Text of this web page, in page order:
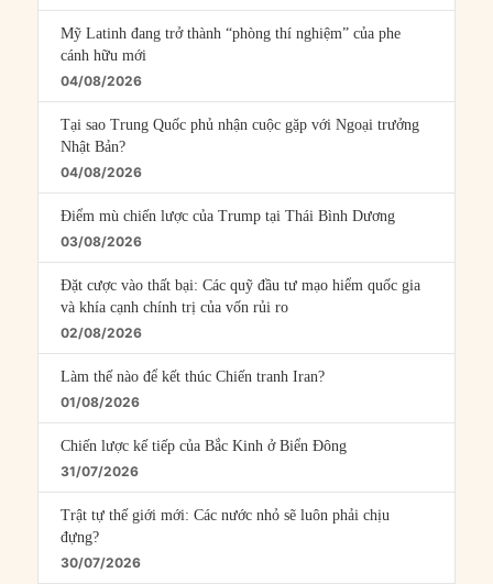
Mỹ Latinh đang trở thành “phòng thí nghiệm” của phe
cánh hữu mới
04/08/2026
Tại sao Trung Quốc phủ nhận cuộc gặp với Ngoại trưởng
Nhật Bản?
04/08/2026
Điểm mù chiến lược của Trump tại Thái Bình Dương
03/08/2026
Đặt cược vào thất bại: Các quỹ đầu tư mạo hiểm quốc gia
và khía cạnh chính trị của vốn rủi ro
02/08/2026
Làm thế nào để kết thúc Chiến tranh Iran?
01/08/2026
Chiến lược kế tiếp của Bắc Kinh ở Biển Đông
31/07/2026
Trật tự thế giới mới: Các nước nhỏ sẽ luôn phải chịu
đựng?
30/07/2026